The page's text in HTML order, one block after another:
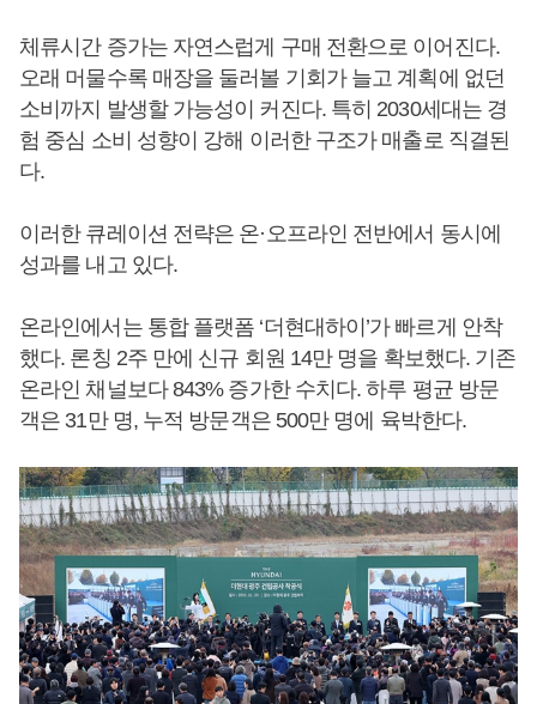
체류시간 증가는 자연스럽게 구매 전환으로 이어진다.
오래 머물수록 매장을 둘러볼 기회가 늘고 계획에 없던
소비까지 발생할 가능성이 커진다. 특히 2030세대는 경
험 중심 소비 성향이 강해 이러한 구조가 매출로 직결된
다.
이러한 큐레이션 전략은 온·오프라인 전반에서 동시에
성과를 내고 있다.
온라인에서는 통합 플랫폼 ‘더현대하이’가 빠르게 안착
했다. 론칭 2주 만에 신규 회원 14만 명을 확보했다. 기존
온라인 채널보다 843% 증가한 수치다. 하루 평균 방문
객은 31만 명, 누적 방문객은 500만 명에 육박한다.